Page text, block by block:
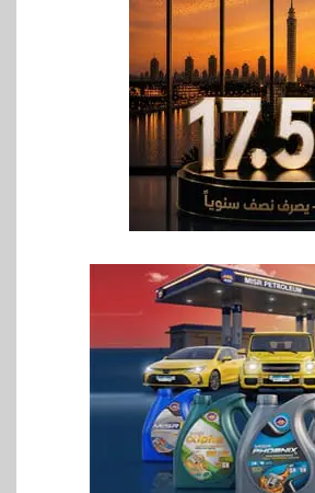
اخبار
غرفة القاهرة تنظم ندوة إلكترونية
لدعم الصادرات وتحقيق
مستهدفات رؤية مصر 2030
بنوك
بنك مصر يشارك في فعالية اليوم
العروض المجانية
بنوك
بنك QNB مصر يعزز جاهزية
المشروعات الصغيرة والمتوسطة
للنمو والتوسع
اخبار